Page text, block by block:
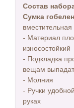
Состав
Сумка
- Материал
износостойкий
- Подкладка
вещам
- Молния
- Ручки
руках